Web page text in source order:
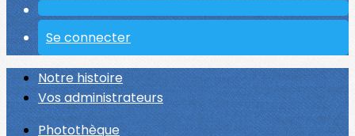
Se connecter
Notre histoire
Vos administrateurs
Photothèque